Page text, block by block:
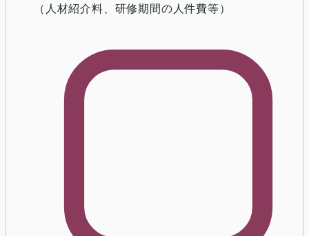
（人材紹介料、研修期間の人件費等）